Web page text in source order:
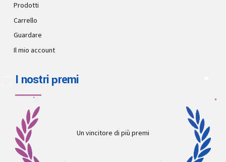
Prodotti
Carrello
Guardare
Il mio account
I nostri premi
Un vincitore di più premi